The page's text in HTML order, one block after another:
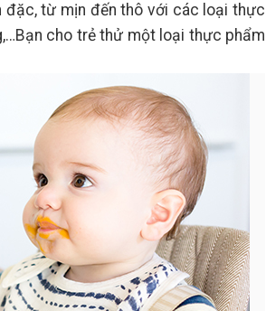
từ mịn đến thô với các loại thực
cho trẻ thử một loại thực phẩm